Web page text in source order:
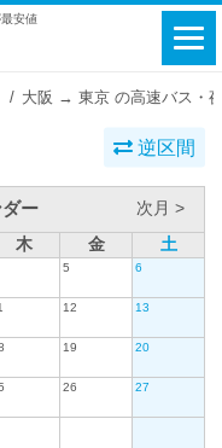
安値
大阪 → 東京 の高速バス・
逆区間
ー
次月 >
木 金 土
5 6
12 13
19 20
26 27